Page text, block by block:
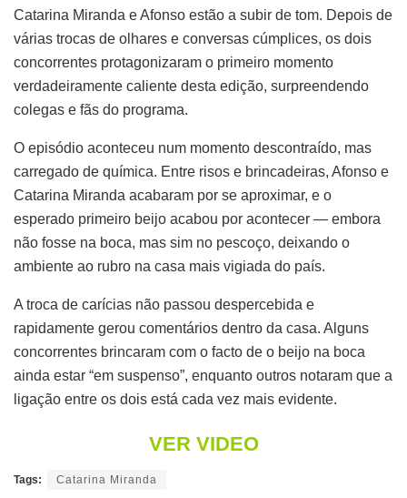
Catarina Miranda e Afonso estão a subir de tom. Depois de
várias trocas de olhares e conversas cúmplices, os dois
concorrentes protagonizaram o primeiro momento
verdadeiramente caliente desta edição, surpreendendo
colegas e fãs do programa.
O episódio aconteceu num momento descontraído, mas
carregado de química. Entre risos e brincadeiras, Afonso e
Catarina Miranda acabaram por se aproximar, e o
esperado primeiro beijo acabou por acontecer — embora
não fosse na boca, mas sim no pescoço, deixando o
ambiente ao rubro na casa mais vigiada do país.
A troca de carícias não passou despercebida e
rapidamente gerou comentários dentro da casa. Alguns
concorrentes brincaram com o facto de o beijo na boca
ainda estar “em suspenso”, enquanto outros notaram que a
ligação entre os dois está cada vez mais evidente.
VER VIDEO
Tags: Catarina Miranda